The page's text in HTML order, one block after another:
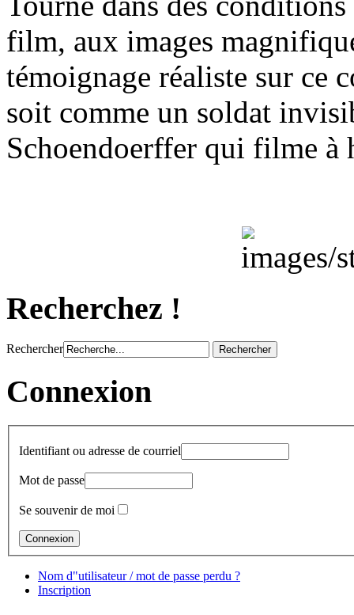
film, aux images
témoignage réaliste sur ce
soit comme un soldat
Schoendoerffer qui filme à
Recherchez !
Rechercher
Connexion
Identifiant ou adresse de courriel
Mot de passe
Se souvenir de moi
Nom d"utilisateur / mot de passe perdu ?
Inscription